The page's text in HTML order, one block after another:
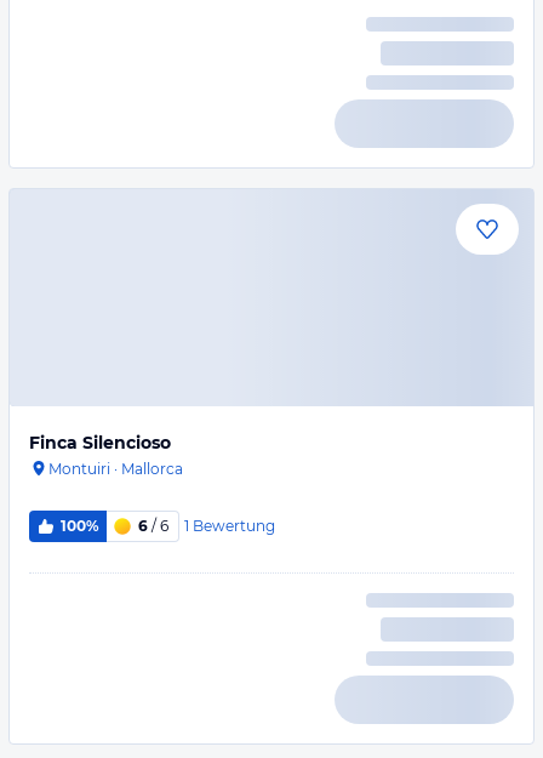
Finca Silencioso
Montuiri · Mallorca
100% 6 / 6 1 Bewertung